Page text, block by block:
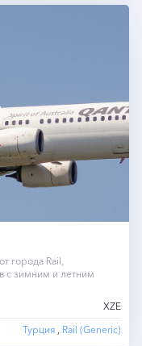
города Rail,
с зимним и летним
XZE
Турция Rail (Generic)